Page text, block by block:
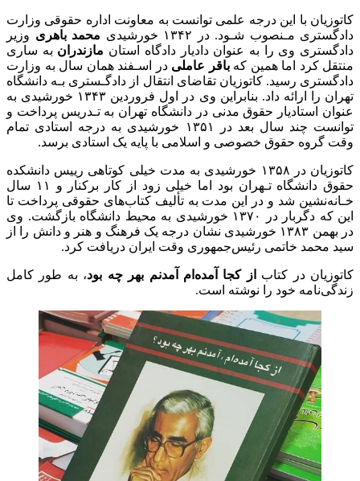
کاتوزیان با این درجه علمی توانست به معاونت اداره حقوقی وزارت
دادگستری مـنصوب شـود. در ۱۳۴۲ خورشیدی
محمد باهری وزیر
دادگستری وی را به عنوان دادیار دادگاه استان مازندران به ساری
منتقل کرد اما همین کهباقر عاملی در اسـفند همان سال به وزارت
دادگستری رسید. کاتوزیان تقاضای انتقال از دادگـستری بـه دانشگاه
تهران را ارائه داد. بنابراین وی در اول فروردین ۱۳۴۳ خورشیدی به
عنوان استادیار حقوق مدنی در دانشگاه تهران به تـدریس پرداخت و
توانست چند سال بعد در ۱۳۵۱ خورشیدی به درجه استادی تمام
وقت گروه حقوق خصوصی و اسلامی با پایه یک استادی برسد.
کاتوزیان در ۱۳۵۸ خورشیدی به مدت خیلی کوتاهی رییس دانشکده
حقوق دانشگاه تـهران بود اما خیلی زود از کار برکنار و ۱۱ سال
خـانه‌نشین شد و در این مدت به تألیف کتاب‌های حقوقی پرداخت تا
این که دگربار در ۱۳۷۰ خورشیدی به محیط دانشگاه بازگشت. وی
در بهمن‌ ۱۳۸۳ خورشیدی نشان درجه یک فرهنگ و هنر و دانش را از
سید محمد خاتمی رئیس‌جمهوری وقت ایران دریافت کرد.
کاتوزیان در کتاب از کجا آمده‌ام آمدنم بهر چه بود، به طور کامل
زندگی‌نامه خود را نوشته است.